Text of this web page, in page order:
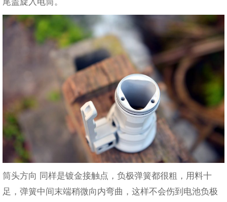
筒头方向 同样是镀金接触点，负极弹簧都很粗，用料十
足，弹簧中间末端稍微向内弯曲，这样不会伤到电池负极